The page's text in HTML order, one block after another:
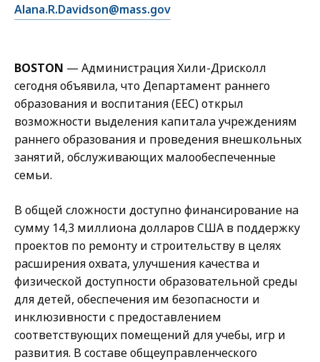
A
n
a
D
a
v
i
d
o
n
,
D
i
r
e
c
t
E
i
l
A
l
a
n
a
a
v
i
d
s
o
n
,
D
Alana.R.Davidson@mass.gov
BOSTON — Администрация Хили-Дрисколл
сегодня объявила, что Департамент раннего
образования и воспитания (EEC) открыл
возможности выделения капитала учреждениям
раннего образования и проведения внешкольных
занятий, обслуживающих малообеспеченные
семьи.
В общей сложности доступно финансирование на
сумму 14,3 миллиона долларов США в поддержку
проектов по ремонту и строительству в целях
расширения охвата, улучшения качества и
физической доступности образовательной среды
для детей, обеспечения им безопасности и
инклюзивности с предоставлением
соответствующих помещений для учебы, игр и
развития. В составе общеуправленческого